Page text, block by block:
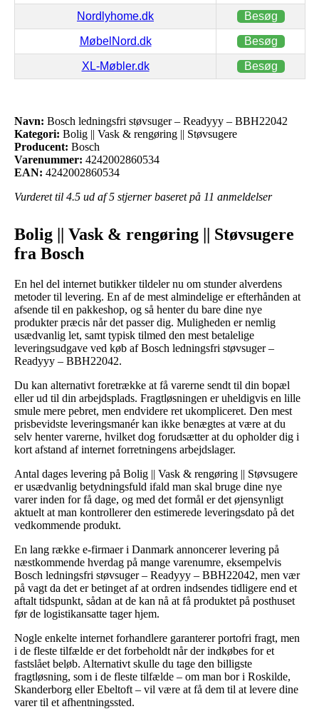
Nordlyhome.dk Besøg
MøbelNord.dk Besøg
XL-Møbler.dk Besøg
Navn: Bosch ledningsfri støvsuger – Readyyy – BBH22042
Kategori: Bolig || Vask & rengøring || Støvsugere
Producent: Bosch
Varenummer: 4242002860534
EAN: 4242002860534
Vurderet til 4.5 ud af 5 stjerner baseret på 11 anmeldelser
Bolig || Vask & rengøring || Støvsugere
fra Bosch
En hel del internet butikker tildeler nu om stunder alverdens
metoder til levering. En af de mest almindelige er efterhånden at
afsende til en pakkeshop, og så henter du bare dine nye
produkter præcis når det passer dig. Muligheden er nemlig
usædvanlig let, samt typisk tilmed den mest betalelige
leveringsudgave ved køb af Bosch ledningsfri støvsuger –
Readyyy – BBH22042.
Du kan alternativt foretrække at få varerne sendt til din bopæl
eller ud til din arbejdsplads. Fragtløsningen er uheldigvis en lille
smule mere pebret, men endvidere ret ukompliceret. Den mest
prisbevidste leveringsmanér kan ikke benægtes at være at du
selv henter varerne, hvilket dog forudsætter at du opholder dig i
kort afstand af internet forretningens arbejdslager.
Antal dages levering på Bolig || Vask & rengøring || Støvsugere
er usædvanlig betydningsfuld ifald man skal bruge dine nye
varer inden for få dage, og med det formål er det øjensynligt
aktuelt at man kontrollerer den estimerede leveringsdato på det
vedkommende produkt.
En lang række e-firmaer i Danmark annoncerer levering på
næstkommende hverdag på mange varenumre, eksempelvis
Bosch ledningsfri støvsuger – Readyyy – BBH22042, men vær
på vagt da det er betinget af at ordren indsendes tidligere end et
aftalt tidspunkt, sådan at de kan nå at få produktet på posthuset
før de logistikansatte tager hjem.
Nogle enkelte internet forhandlere garanterer portofri fragt, men
i de fleste tilfælde er det forbeholdt når der indkøbes for et
fastslået beløb. Alternativt skulle du tage den billigste
fragtløsning, som i de fleste tilfælde – om man bor i Roskilde,
Skanderborg eller Ebeltoft – vil være at få dem til at levere dine
varer til et afhentningssted.